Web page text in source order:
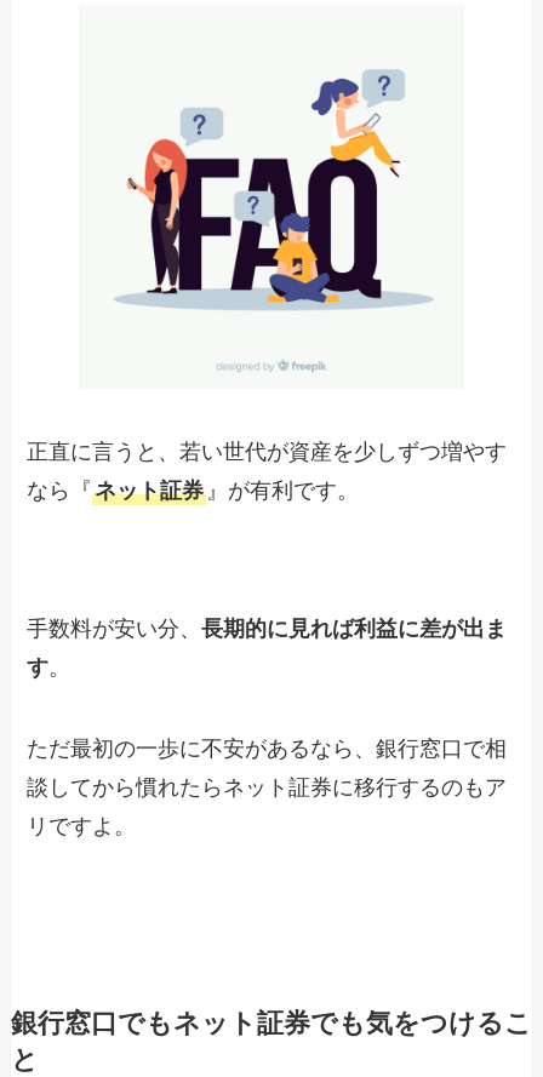
正直に言うと、若い世代が資産を少しずつ増やす
なら『ネット証券 』が有利です。
手数料が安い分、長期的に見れば利益に差が出ま
す。
ただ最初の一歩に不安があるなら、銀行窓口で相
談してから慣れたらネット証券に移行するのもア
リですよ。
銀行窓口でもネット証券でも気をつけるこ
と